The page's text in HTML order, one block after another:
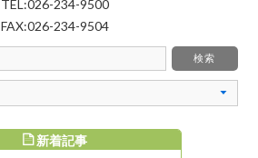
TEL:026-234-9500
FAX:026-234-9504
新着記事